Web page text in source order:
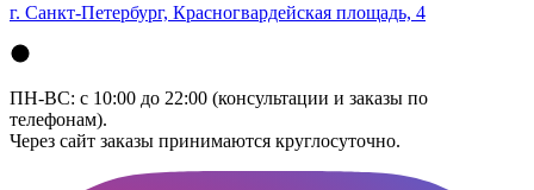
г. Санкт-Петербург, Красногвардейская площадь, 4
ПН-ВС: с 10:00 до 22:00 (консультации и заказы по
телефонам).
Через сайт заказы принимаются круглосуточно.